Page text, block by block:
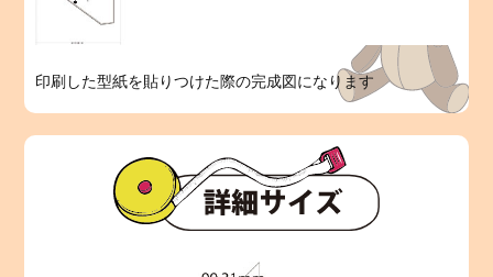
印刷した型紙を貼りつけた際の完成図になります